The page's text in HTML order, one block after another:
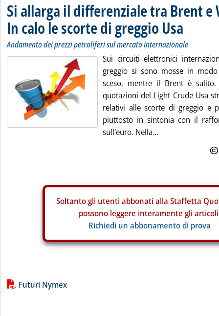
Si allarga il differenziale tra Brent e
In calo le scorte di greggio Usa
Andamento dei prezzi petroliferi sul mercato internazionale
Sui circuiti elettronici
greggio si sono mosse in
sceso, mentre il Brent è
quotazioni del Light Crude Usa
relativi alle scorte di greggio e
piuttosto in sintonia con il
sull'euro. Nella...
Soltanto gli utenti abbonati alla Staffetta
possono leggere interamente gli
Richiedi un abbonamento di prova
Lista allegati PDF alla notizia
Futuri Nymex